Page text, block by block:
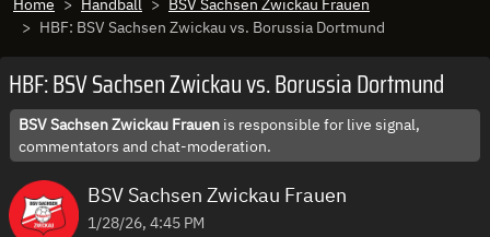
Home Handball
BSV Sachsen Zwickau Frauen
HBF: BSV Sachsen Zwickau vs. Borussia Dortmund
HBF: BSV Sachsen Zwickau vs. Borussia Dortmund
BSV Sachsen Zwickau Frauen is responsible for live signal,
commentators and chat-moderation.
BSV Sachsen Zwickau Frauen
1/28/26, 4:45 PM